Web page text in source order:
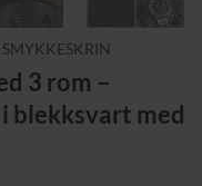
SMYKKESKRIN
3 rom –
blekksvart med